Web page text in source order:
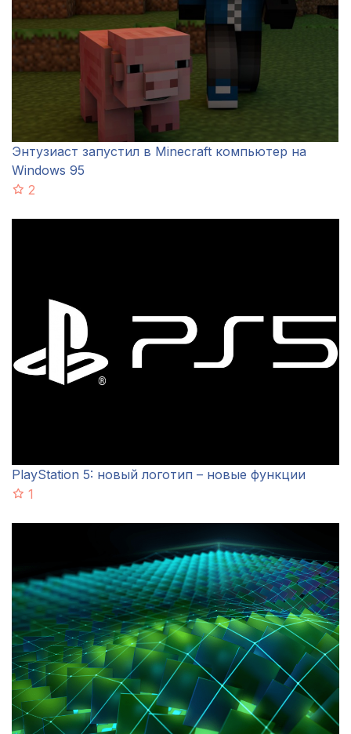
Энтузиаст запустил в Minecraft компьютер на
Windows 95
2
PlayStation 5: новый логотип – новые функции
1